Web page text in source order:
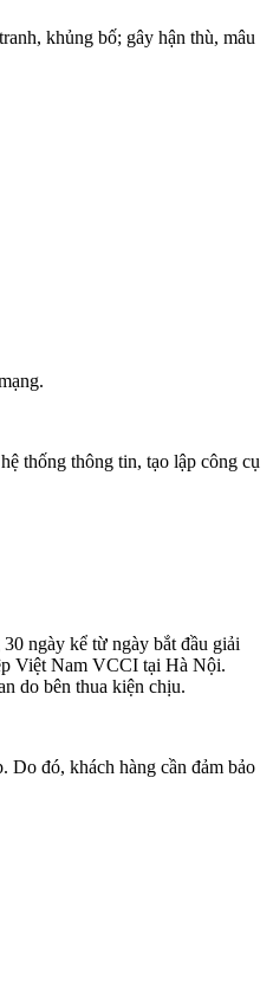
khủng bố; gây hận thù, mâu
thống thông tin, tạo lập công cụ
ngày kể từ ngày bắt đầu giải
Việt Nam VCCI tại Hà Nội.
do bên thua kiện chịu.
đó, khách hàng cần đảm bảo